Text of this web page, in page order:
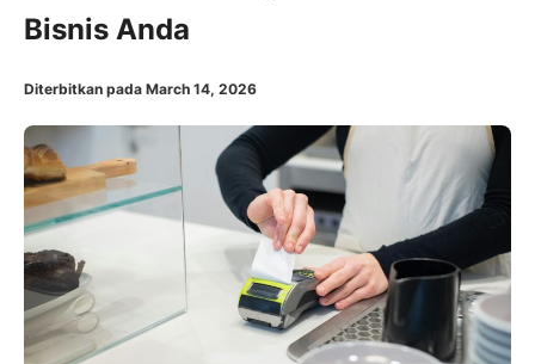
Bisnis Anda
Diterbitkan pada March 14, 2026